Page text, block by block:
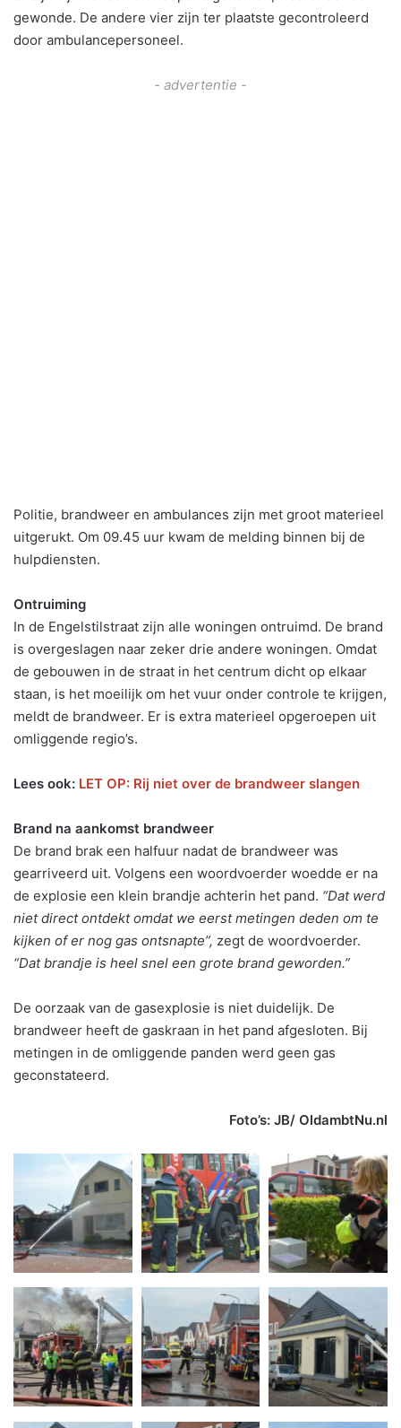
gewonde. De andere vier zijn ter plaatste gecontroleerd
door ambulancepersoneel.
- advertentie -
Politie, brandweer en ambulances zijn met groot materieel
uitgerukt. Om 09.45 uur kwam de melding binnen bij de
hulpdiensten.
Ontruiming
In de Engelstilstraat zijn alle woningen ontruimd. De brand
is overgeslagen naar zeker drie andere woningen. Omdat
de gebouwen in de straat in het centrum dicht op elkaar
staan, is het moeilijk om het vuur onder controle te krijgen,
meldt de brandweer. Er is extra materieel opgeroepen uit
omliggende regio’s.
Lees ook: LET OP: Rij niet over de brandweer slangen
Brand na aankomst brandweer
De brand brak een halfuur nadat de brandweer was
gearriveerd uit. Volgens een woordvoerder woedde er na
de explosie een klein brandje achterin het pand. “Dat werd
niet direct ontdekt omdat we eerst metingen deden om te
kijken of er nog gas ontsnapte”, zegt de woordvoerder.
“Dat brandje is heel snel een grote brand geworden.”
De oorzaak van de gasexplosie is niet duidelijk. De
brandweer heeft de gaskraan in het pand afgesloten. Bij
metingen in de omliggende panden werd geen gas
geconstateerd.
Foto’s: JB/ OldambtNu.nl